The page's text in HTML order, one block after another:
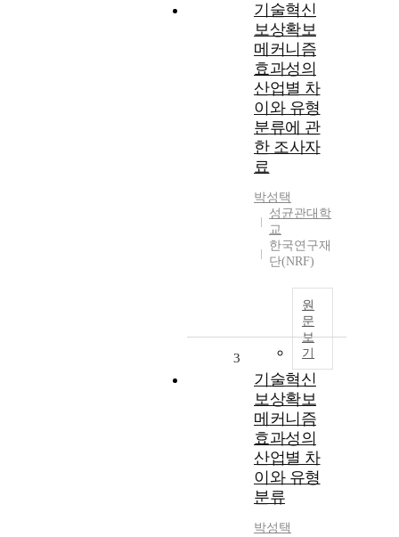
기술혁신
보상확보
메커니즘
효과성의
산업별 차
이와 유형
분류에 관
한 조사자
료
박성택
성균관대학
교
한국연구재
단(NRF)
원
문
보
기
3
기술혁신
보상확보
메커니즘
효과성의
산업별 차
이와 유형
분류
박성택